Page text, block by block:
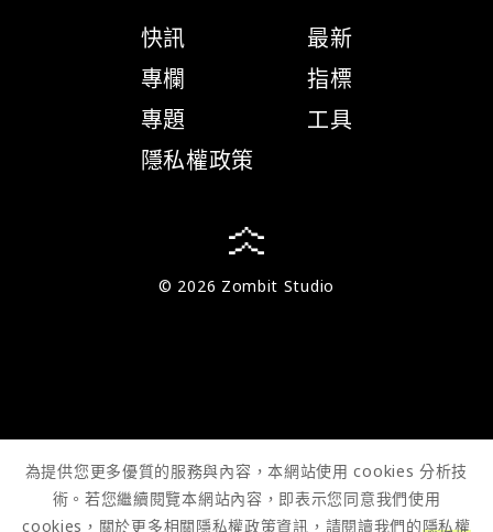
快訊
專欄
專題
隱私權政策
最新
指標
工具
© 2026 Zombit Studio
為提供您更多優質的服務與內容，本網站使用 cookies 分析技
術。若您繼續閱覽本網站內容，即表示您同意我們使用
cookies，關於更多相關隱私權政策資訊，請閱讀我們的隱私權